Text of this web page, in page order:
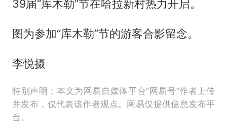
39届“库木勒”节在哈拉新村热力开启。
图为参加“库木勒”节的游客合影留念。
李悦摄
特别声明：本文为网易自媒体平台“网易号”作者上传
并发布，仅代表该作者观点。网易仅提供信息发布平
台。